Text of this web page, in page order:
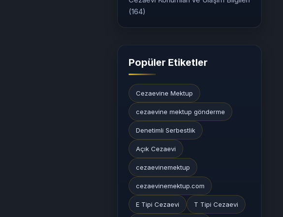
(164)
Popüler Etiketler
Cezaevine Mektup
cezaevine mektup gönderme
Denetimli Serbestlik
Açık Cezaevi
cezaevinemektup
cezaevinemektup.com
E Tipi Cezaevi T Tipi Cezaevi